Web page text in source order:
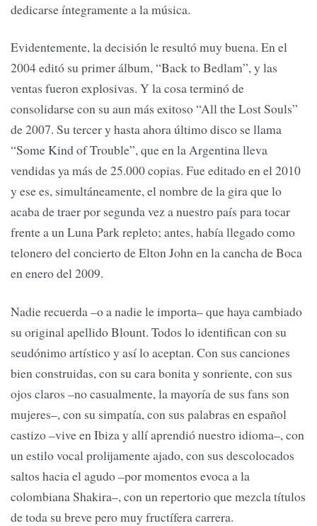
dedicarse íntegramente a la música.
Evidentemente, la decisión le resultó muy buena. En el
2004 editó su primer álbum, “Back to Bedlam”, y las
ventas fueron explosivas. Y la cosa terminó de
consolidarse con su aun más exitoso “All the Lost Souls”
de 2007. Su tercer y hasta ahora último disco se llama
“Some Kind of Trouble”, que en la Argentina lleva
vendidas ya más de 25.000 copias. Fue editado en el 2010
y ese es, simultáneamente, el nombre de la gira que lo
acaba de traer por segunda vez a nuestro país para tocar
frente a un Luna Park repleto; antes, había llegado como
telonero del concierto de Elton John en la cancha de Boca
en enero del 2009.
Nadie recuerda –o a nadie le importa– que haya cambiado
su original apellido Blount. Todos lo identifican con su
seudónimo artístico y así lo aceptan. Con sus canciones
bien construidas, con su cara bonita y sonriente, con sus
ojos claros –no casualmente, la mayoría de sus fans son
mujeres–, con su simpatía, con sus palabras en español
castizo –vive en Ibiza y allí aprendió nuestro idioma–, con
un estilo vocal prolijamente ajado, con sus descolocados
saltos hacia el agudo –por momentos evoca a la
colombiana Shakira–, con un repertorio que mezcla títulos
de toda su breve pero muy fructífera carrera.